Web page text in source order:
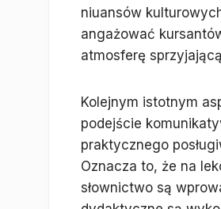
niuansów
angażować
atmosferę
Kolejnym istotnym
podejście
praktycznego
Oznacza to, że na
słownictwo są